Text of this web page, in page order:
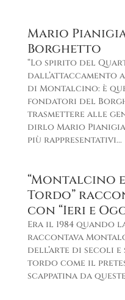
Mario
Borghetto
“Lo spirito del
di Montalcino: è
fondatori del
trasmettere alle
dirlo Mario
più rappresentativi...
“Montalcino
Tordo”
con “Ieri e
Era il 1984 quando
raccontava
dell’arte di secoli e
tordo come il
scappatina da